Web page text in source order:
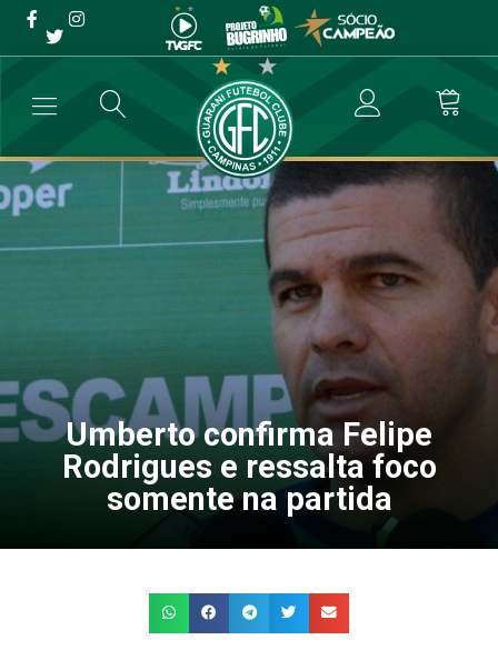
Umberto confirma Felipe
Rodrigues e ressalta foco
somente na partida
Umberto confirma Felipe Rodrigues e
Umberto confirma Felipe
Rodrigues e ressalta foco
somente na partida